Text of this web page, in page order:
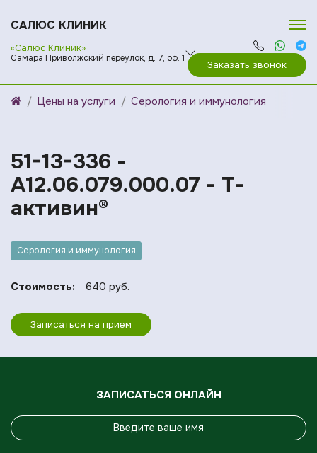
САЛЮС КЛИНИК
«Салюс Клиник»
Самара Приволжский переулок, д. 7, оф. 1
Заказать звонок
Цены на услуги Серология и иммунология
51-13-336 -
A12.06.079.000.07 - Т-
активин®
Серология и иммунология
Стоимость: 640 руб.
Записаться на прием
ЗАПИСАТЬСЯ ОНЛАЙН